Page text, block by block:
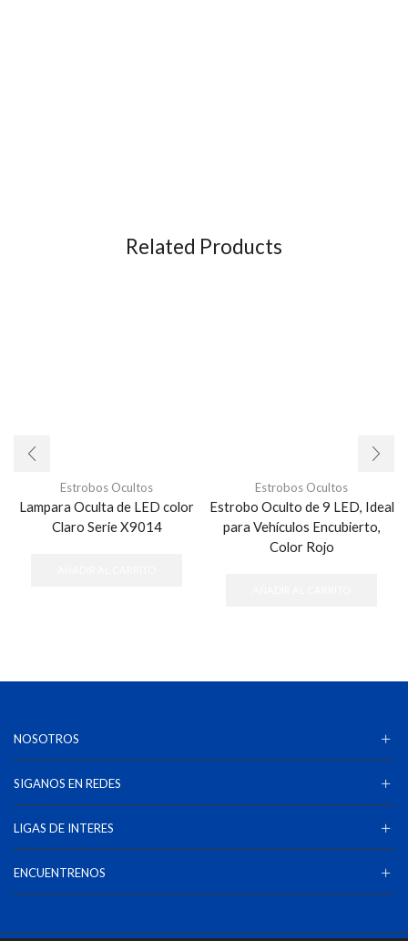
Related Products
Estrobos Ocultos
Lampara Oculta de LED color
Claro Serie X9014
Estrobos Ocultos
Estrobo Oculto de 9 LED, Ideal
para Vehículos Encubierto,
Color Rojo
NOSOTROS
SIGANOS EN REDES
LIGAS DE INTERES
ENCUENTRENOS